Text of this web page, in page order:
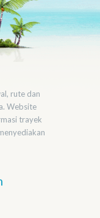
rute dan
Website
trayek